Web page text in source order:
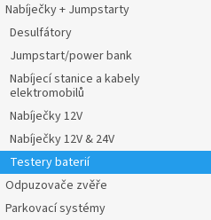
Nabíječky + Jumpstarty
Desulfátory
Jumpstart/power bank
Nabíjecí stanice a kabely
elektromobilů
Nabíječky 12V
Nabíječky 12V & 24V
Testery baterií
Odpuzovače zvěře
Parkovací systémy